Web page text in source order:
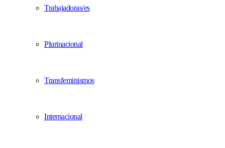
Trabajadoras/es
Plurinacional
Transfeminismos
Internacional